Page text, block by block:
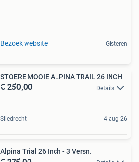
Bezoek website Gisteren
STOERE MOOIE ALPINA TRAIL 26 INCH
€ 250,00 Details
Sliedrecht 4 aug 26
Alpina Trial 26 Inch - 3 Versn.